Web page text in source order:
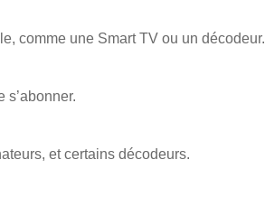
comme une Smart TV ou un décodeur.
s’abonner.
et certains décodeurs.